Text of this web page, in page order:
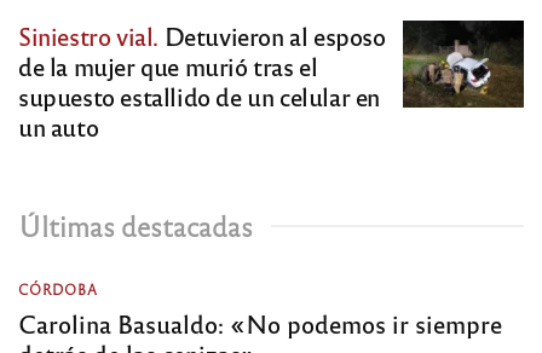
Siniestro vial. Detuvieron al esposo
de la mujer que murió tras el
supuesto estallido de un celular en
un auto
Últimas destacadas
CÓRDOBA
Carolina Basualdo: «No podemos ir siempre